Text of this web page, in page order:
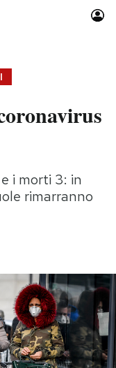
Idee
calcio 2026
i morti 3: in
rimarranno